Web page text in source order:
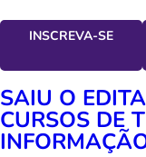
INSCREVA-SE
SAIU O
CURSOS DE